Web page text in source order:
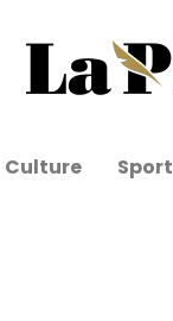
Culture Sport